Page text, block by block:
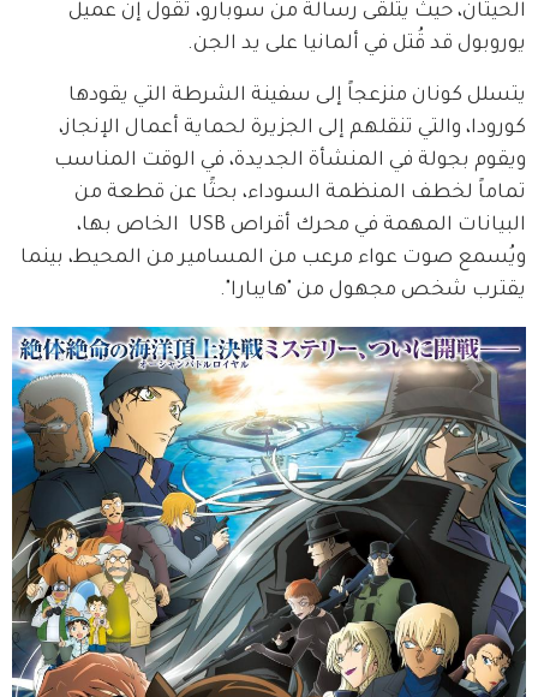
الحيتان، حيث يتلقى رسالة من سوبارو، تقول إن عميل
يوروبول قد قُتل في ألمانيا على يد الجن.
يتسلل كونان منزعجاً إلى سفينة الشرطة التي يقودها
كورودا، والتي تنقلهم إلى الجزيرة لحماية أعمال الإنجاز،
ويقوم بجولة في المنشأة الجديدة، في الوقت المناسب
تماماً لخطف المنظمة السوداء، بحثًا عن قطعة من
البيانات المهمة في محرك أقراص USB  الخاص بها،
ويُسمع صوت عواء مرعب من المسامير من المحيط، بينما
يقترب شخص مجهول من "هايبارا".